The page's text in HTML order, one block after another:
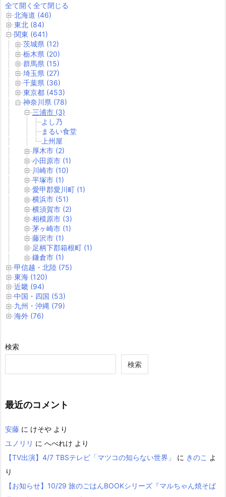
全て開く 全て閉じる
北海道 (46)
東北 (84)
関東 (641)
茨城県 (12)
栃木県 (20)
群馬県 (15)
埼玉県 (27)
千葉県 (36)
東京都 (453)
神奈川県 (78)
三浦市 (3)
よし乃
まるい食堂
上州屋
厚木市 (2)
小田原市 (1)
川崎市 (10)
平塚市 (1)
愛甲郡愛川町 (1)
横浜市 (51)
横須賀市 (2)
相模原市 (3)
茅ヶ崎市 (1)
藤沢市 (1)
足柄下郡箱根町 (1)
鎌倉市 (1)
甲信越・北陸 (75)
東海 (120)
近畿 (94)
中国・四国 (53)
九州・沖縄 (79)
海外 (76)
検索
検索
最近のコメント
安藤 に けそや より
ユノリリ に へべれけ より
【TV出演】4/7 TBSテレビ「マツコの知らない世界」
に きのこ よ
り
【お知らせ】10/29 旅のごはんBOOKシリーズ『マルちゃん焼そば